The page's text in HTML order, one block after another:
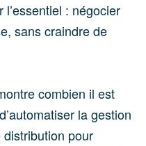
: négocier
sans craindre de
combien il est
la gestion
pour